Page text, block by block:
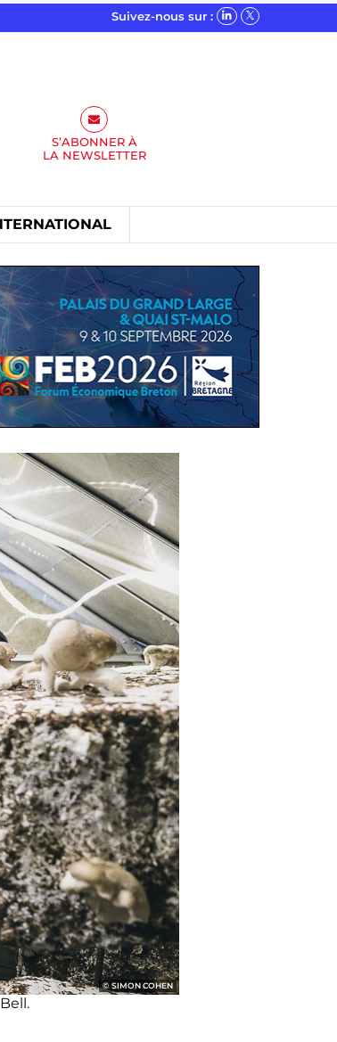
Suivez-nous sur :
S’ABONNER À
LA NEWSLETTER
SIMON COHEN